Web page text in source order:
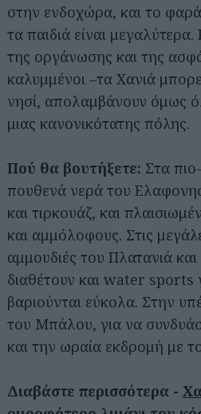
στην ενδοχώρα, και το
τα παιδιά είναι
της οργάνωσης και της
καλυμμένοι –τα Χανιά
νησί, απολαμβάνουν όμως
μιας κανονικότατης πόλης.
Πού θα βουτήξετε: Στα
πουθενά νερά του
και τιρκουάζ, και
και αμμόλοφους. Στις
αμμουδιές του Πλατανιά
διαθέτουν και water sports
βαριούνται εύκολα. Στην
του Μπάλου, για να
και την ωραία εκδρομή με
Διαβάστε περισσότερα -